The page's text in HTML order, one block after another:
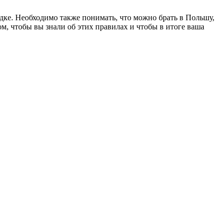
Необходимо также понимать, что можно брать в Польшу,
чтобы вы знали об этих правилах и чтобы в итоге ваша